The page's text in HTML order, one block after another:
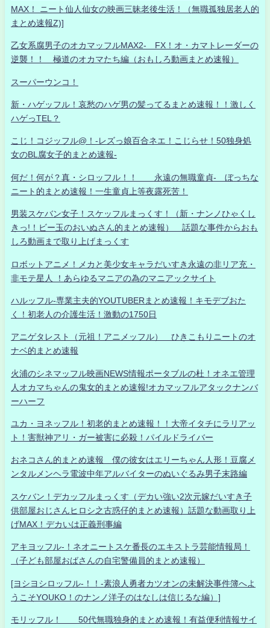
MAX！ ニート仙人仙女の映画三昧老後生活！（無職孤独居老人的
まとめ速報Z)]
乙女系腐男子のオカマッフルMAX2- FX！オ・カマトレーダーの
逆襲！！ 極道のオカマたち編（おもしろ動画まとめ速報）
スーパーウンコ！
新・ハゲッフル！哀愁のハゲ男の髪ってるまとめ速報！！激しく
ハゲっTEL？
こじ！コジッフル@！-レズっ娘百合ネエ！こじらせ！50独身処
女のBL腐女子的まとめ速報-
何だ！何が？真・シロッフル！！ 永遠の無職童貞- ぼっちな
ニート的まとめ速報！一生童貞上等夜露死苦！
男装スケバン女子！スケッフルまっくす！（新・ナンノひゃくし
きっ!！ビー玉のおいぬさん的まとめ速報） 話題な事件からおも
しろ動画まで取り上げまっくす
ロボットアニメ！メカと美少女キャラだいすき永遠の非リア充・
非モテ星人 ！あらゆるマニアの為のマニアックサイト
ハルッフル-専業主夫的YOUTUBERまとめ速報！キモデブおた
く！初老人の介護生活！激動の1750日
アニゲタレスト（元祖！アニメッフル） ひきこもりニートのオ
ナベ的まとめ速報
火浦のシネマッフル映画NEWS情報ポータブルの杜！オネエ管理
人オカマちゃんの鬼女的まとめ速報!オカマッフルアタックナンバ
ーハーフ
ユカ・ヨネッフル！初老的まとめ速報！！大帝イタチにラリアッ
ト！害獣神アリ・ガー被害に必殺！パイルドライバー
おネコさん的まとめ速報 僕の彼女はエリーちゃん人形！豆腐メ
ンタルメンヘラ電波中年アルバイターのぬいぐるみ男子末路編
スケバン！デカッフルまっくす（デカい強い2次元嫁だいすき子
供部屋おじさんヒロシ之古惑仔的まとめ速報）話題な動画取り上
げMAX！デカいは正義刑事編
アキヨッフル-！ネオニートスケ番長のエキストラ芸能情報局！
（子ども部屋おばさんの自宅警備員的まとめ速報）
[ヨシヨシロッフル-！！-素浪人勇者カツオンの未解決事件簿へよ
うこそYOUKO！のナンノ洋子のはなしは信じるな編）]
モリッフル！ 50代無職独身的まとめ速報！有益便利情報サイ